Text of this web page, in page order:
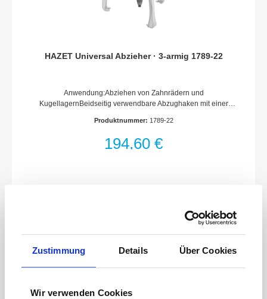
Zustimmung Details Über Cookies
Wir verwenden Cookies
HAZET Universal Abzieher · 3-armig 1789-22
Anwendung:Abziehen von Zahnrädern und
KugellagernBeidseitig verwendbare Abzughaken mit einer
Anpressen der Abzughaken3-armige AusführungOberfläche:
Produktnummer: 1789-22
194,60 €